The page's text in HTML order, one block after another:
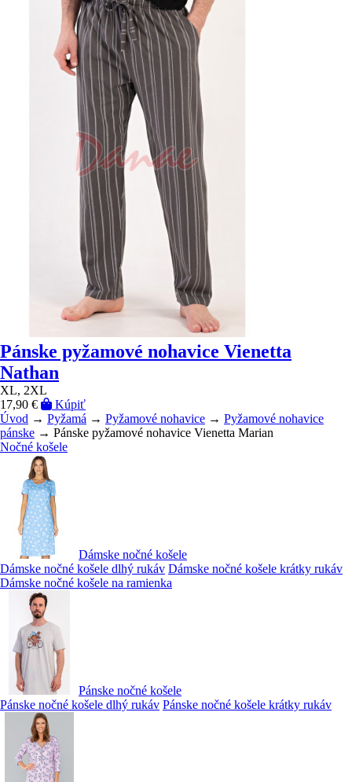
Pánske pyžamové nohavice Vienetta
Nathan
XL, 2XL
17,90 €
Kúpiť
Úvod → Pyžamá → Pyžamové nohavice → Pyžamové nohavice
pánske → Pánske pyžamové nohavice Vienetta Marian
Nočné košele
Dámske nočné košele
Dámske nočné košele dlhý rukáv Dámske nočné košele krátky rukáv
Dámske nočné košele na ramienka
Pánske nočné košele
Pánske nočné košele dlhý rukáv Pánske nočné košele krátky rukáv